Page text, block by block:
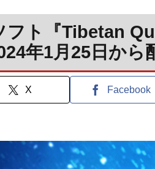
フト『Tibetan
年1月25日から
X Facebook